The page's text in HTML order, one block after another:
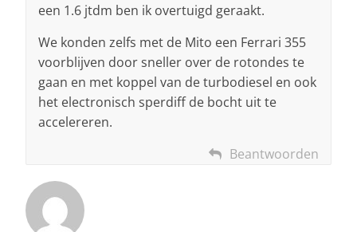
een 1.6 jtdm ben ik overtuigd geraakt.
We konden zelfs met de Mito een Ferrari 355
voorblijven door sneller over de rotondes te
gaan en met koppel van de turbodiesel en ook
het electronisch sperdiff de bocht uit te
accelereren.
Beantwoorden